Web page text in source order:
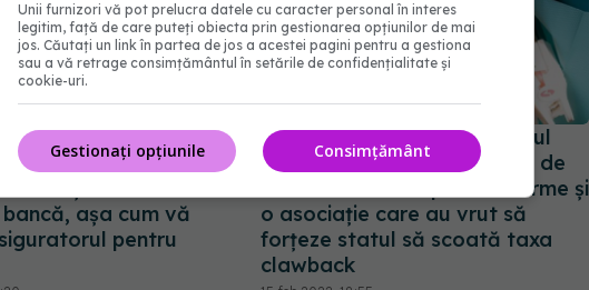
Cum să ne alegem
medical privat.
așa cum vă
pentru
Amendă URIAȘĂ în scandalul
IMUNOGLOBULINELOR: 71 de
milioane de euro pentru 5 firme și
o asociație care au vrut să
forțeze statul să scoată taxa
clawback
Unii furnizori vă pot prelucra datele cu caracter personal în interes
legitim, față de care puteți obiecta prin gestionarea opțiunilor de mai
jos. Căutați un link în partea de jos a acestei pagini pentru a gestiona
sau a vă retrage consimțământul în setările de confidențialitate și
cookie-uri.
Consimțământ
Gestionați opțiunile